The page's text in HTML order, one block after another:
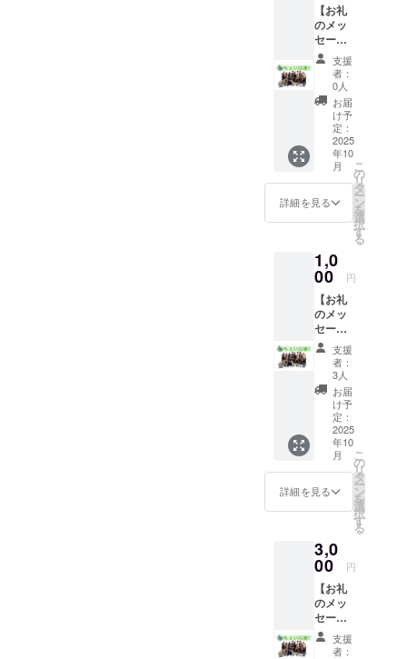
その過程
で、イベン
トの運営に
は多くの資
金が必要で
あることを
痛感してお
ります。
つきまして
は、本イベ
ントの趣旨
ただけまし
たら、資金
面でのご支
援を賜れま
すと幸いで
す。
皆さまのご
協力が、サ
ステナブル
な社会の実
現に向けた
大きな一歩
となりま
何卒よろし
くお願い申
し上げま
【お礼
のメッ
セー
ジ】
（ちょ
い応
援） 感
謝の気
持ちを
込め
て、
メール
にてお
礼の
メッ
セージ
りしま
す。
支援
者：
0人
お届
け予
定：
2025
年10
月
詳細を見る
こ
の
リ
タ
ー
ン
を
選
択
す
る
1,0
00 円
【お礼
のメッ
セー
ジ】
（ちょ
い応
援） 感
謝の気
持ちを
込め
て、
メール
にてお
礼の
メッ
セージ
りしま
す。
（500円
内容と
同様）
支援
者：
3人
お届
け予
定：
2025
年10
月
詳細を見る
こ
の
リ
タ
ー
ン
を
選
択
す
る
3,0
00 円
【お礼
のメッ
セー
ジ】
（ちょ
支援
者：